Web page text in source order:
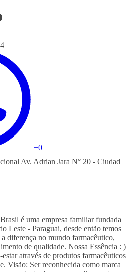
+0
Av. Adrian Jara N° 20 - Ciudad
é uma empresa familiar fundada
Leste - Paraguai, desde então temos
diferença no mundo farmacêutico,
de qualidade. Nossa Essência : )
através de produtos farmacêuticos
Visão: Ser reconhecida como marca